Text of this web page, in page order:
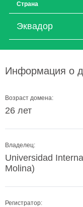
Страна
Эквадор
Информация о
Возраст домена:
26 лет
Владелец:
Universidad
Molina)
Регистратор: